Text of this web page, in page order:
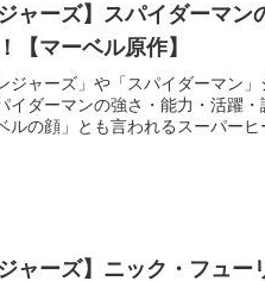
ジャーズ】スパイダーマン
【マーベル原作】
ジャーズ」や「スパイダーマン」
イダーマンの強さ・能力・活躍
ルの顔」とも言われるスーパーヒ
ジャーズ】ニック・フュー